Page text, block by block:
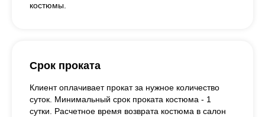
костюмы.
Срок проката
Клиент оплачивает прокат за нужное количество
суток. Минимальный срок проката костюма - 1
сутки. Расчетное время возврата костюма в салон